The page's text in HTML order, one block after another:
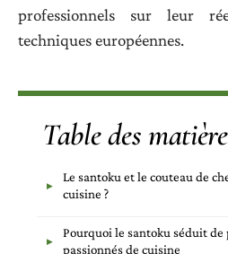
professionnels sur leur
techniques européennes.
Table des
Le santoku et le couteau de
cuisine ?
Pourquoi le santoku séduit de
passionnés de cuisine